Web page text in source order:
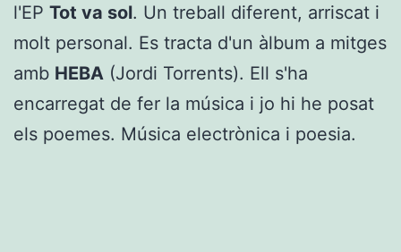
l'EP Tot va sol. Un treball diferent, arriscat i
molt personal. Es tracta d'un àlbum a mitges
amb HEBA (Jordi Torrents). Ell s'ha
encarregat de fer la música i jo hi he posat
els poemes. Música electrònica i poesia.